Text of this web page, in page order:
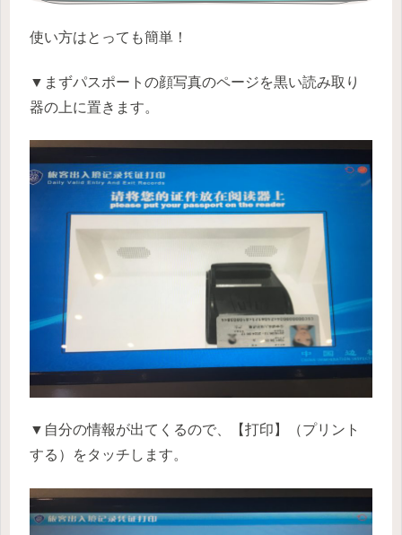
使い方はとっても簡単！
▼まずパスポートの顔写真のページを黒い読み取り
器の上に置きます。
▼自分の情報が出てくるので、【打印】（プリント
する）をタッチします。